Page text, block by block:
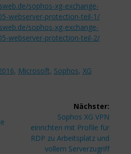
sophos-xg-exchange-
webserver-protection-teil-1/
sophos-xg-exchange-
webserver-protection-teil-2/
, Microsoft, Sophos, XG
Nächster:
Nächster
Beitrag:
Sophos XG VPN
einrichten mit Profile für
RDP zu Arbeitsplatz und
vollem Serverzugriff